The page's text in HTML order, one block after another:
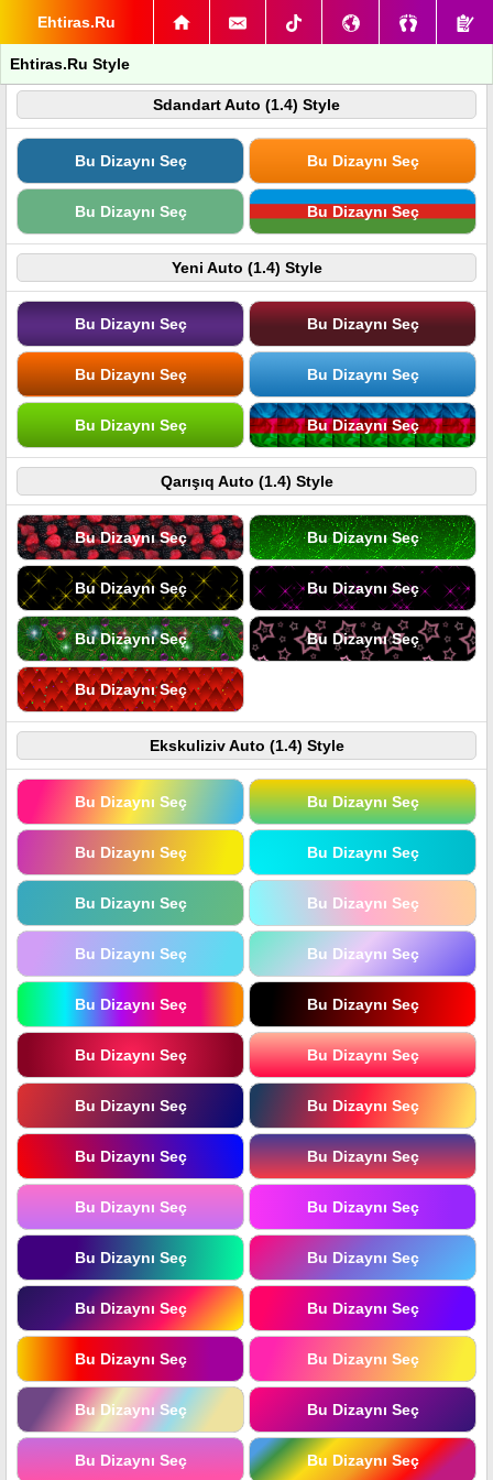
Ehtiras.Ru
Ehtiras.Ru Style
Sdandart Auto (1.4) Style
Bu Dizaynı Seç Bu Dizaynı Seç
Bu Dizaynı Seç Bu Dizaynı Seç
Yeni Auto (1.4) Style
Bu Dizaynı Seç Bu Dizaynı Seç
Bu Dizaynı Seç Bu Dizaynı Seç
Bu Dizaynı Seç Bu Dizaynı Seç
Qarışıq Auto (1.4) Style
Bu Dizaynı Seç Bu Dizaynı Seç
Bu Dizaynı Seç Bu Dizaynı Seç
Bu Dizaynı Seç Bu Dizaynı Seç
Bu Dizaynı Seç
Ekskuliziv Auto (1.4) Style
Bu Dizaynı Seç Bu Dizaynı Seç
Bu Dizaynı Seç Bu Dizaynı Seç
Bu Dizaynı Seç Bu Dizaynı Seç
Bu Dizaynı Seç Bu Dizaynı Seç
Bu Dizaynı Seç Bu Dizaynı Seç
Bu Dizaynı Seç Bu Dizaynı Seç
Bu Dizaynı Seç Bu Dizaynı Seç
Bu Dizaynı Seç Bu Dizaynı Seç
Bu Dizaynı Seç Bu Dizaynı Seç
Bu Dizaynı Seç Bu Dizaynı Seç
Bu Dizaynı Seç Bu Dizaynı Seç
Bu Dizaynı Seç Bu Dizaynı Seç
Bu Dizaynı Seç Bu Dizaynı Seç
Bu Dizaynı Seç Bu Dizaynı Seç